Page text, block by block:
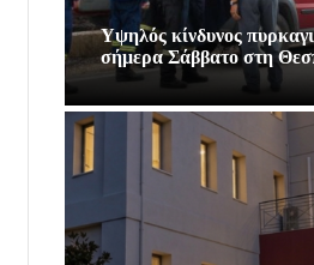
Υψηλός κίνδυνος
σήμερα Σάββατο στη